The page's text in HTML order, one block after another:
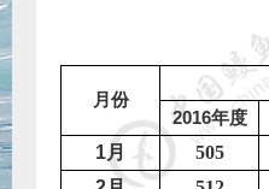
月份
2016年度
1月 505